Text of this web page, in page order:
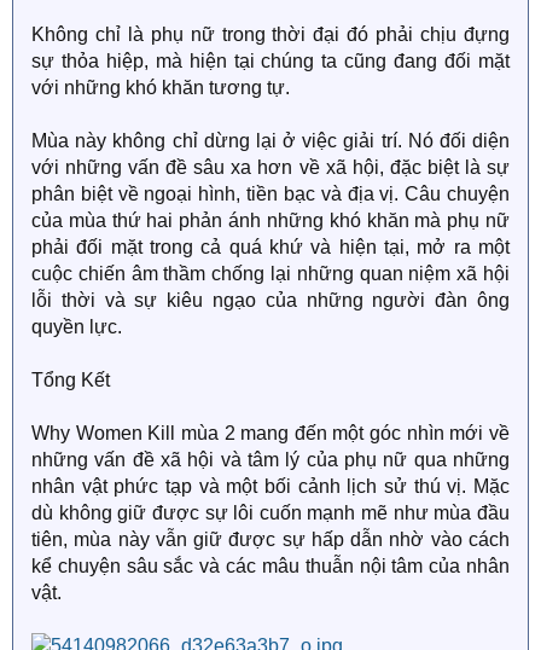
Không chỉ là phụ nữ trong thời đại đó phải chịu đựng
sự thỏa hiệp, mà hiện tại chúng ta cũng đang đối mặt
với những khó khăn tương tự.
Mùa này không chỉ dừng lại ở việc giải trí. Nó đối diện
với những vấn đề sâu xa hơn về xã hội, đặc biệt là sự
phân biệt về ngoại hình, tiền bạc và địa vị. Câu chuyện
của mùa thứ hai phản ánh những khó khăn mà phụ nữ
phải đối mặt trong cả quá khứ và hiện tại, mở ra một
cuộc chiến âm thầm chống lại những quan niệm xã hội
lỗi thời và sự kiêu ngạo của những người đàn ông
quyền lực.
Tổng Kết
Why Women Kill mùa 2 mang đến một góc nhìn mới về
những vấn đề xã hội và tâm lý của phụ nữ qua những
nhân vật phức tạp và một bối cảnh lịch sử thú vị. Mặc
dù không giữ được sự lôi cuốn mạnh mẽ như mùa đầu
tiên, mùa này vẫn giữ được sự hấp dẫn nhờ vào cách
kể chuyện sâu sắc và các mâu thuẫn nội tâm của nhân
vật.